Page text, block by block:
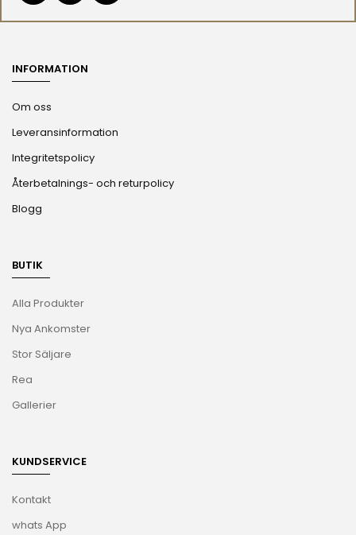
INFORMATION
Om oss
Leveransinformation
Integritetspolicy
Återbetalnings- och returpolicy
Blogg
BUTIK
Alla Produkter
Nya Ankomster
Stor Säljare
Rea
Gallerier
KUNDSERVICE
Kontakt
whats App